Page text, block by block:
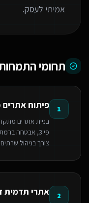
אמיתי לעסק.
תחומי
1 פיתוח
בניית אתרים
צורך בניהול שרתים.
2 אתרי תדמית